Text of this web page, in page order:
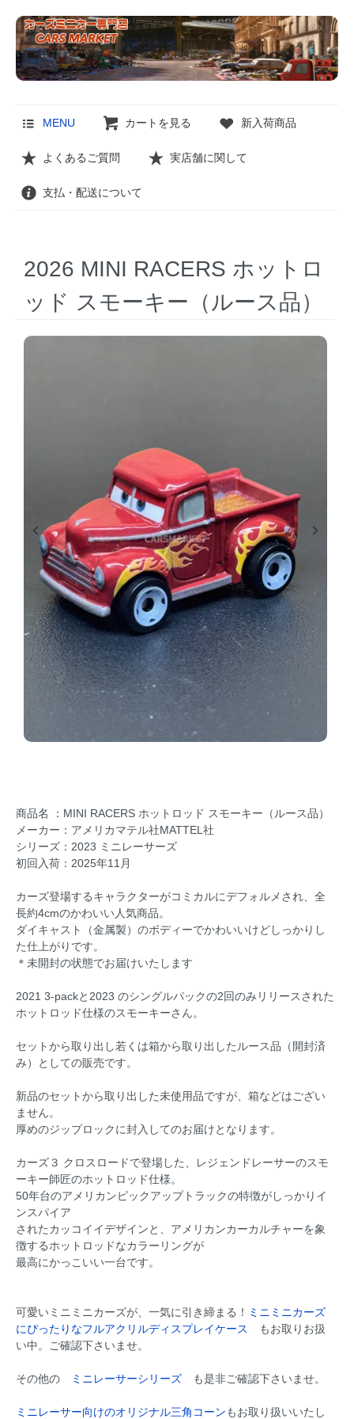
MENU カートを見る 新入荷商品
よくあるご質問 実店舗に関して
支払・配送について
2026 MINI RACERS ホットロ
ッド スモーキー（ルース品）
商品名 ：MINI RACERS ホットロッド スモーキー（ルース品）
メーカー：アメリカマテル社MATTEL社
シリーズ：2023 ミニレーサーズ
初回入荷：2025年11月
カーズ登場するキャラクターがコミカルにデフォルメされ、全
長約4cmのかわいい人気商品。
ダイキャスト（金属製）のボディーでかわいいけどしっかりし
た仕上がりです。
＊未開封の状態でお届けいたします
2021 3-packと2023 のシングルパックの2回のみリリースされた
ホットロッド仕様のスモーキーさん。
セットから取り出し若くは箱から取り出したルース品（開封済
み）としての販売です。
新品のセットから取り出した未使用品ですが、箱などはござい
ません。
厚めのジップロックに封入してのお届けとなります。
カーズ３ クロスロードで登場した、レジェンドレーサーのスモ
ーキー師匠のホットロッド仕様。
50年台のアメリカンピックアップトラックの特徴がしっかりイ
ンスパイア
されたカッコイイデザインと、アメリカンカーカルチャーを象
徴するホットロッドなカラーリングが
最高にかっこいい一台です。
可愛いミニミニカーズが、一気に引き締まる！ ミニミニカーズ
にぴったりなフルアクリルディスプレイケース
もお取りお扱
い中。ご確認下さいませ。
その他の ミニレーサーシリーズ も是非ご確認下さいませ。
ミニレーサー向けのオリジナル三角コーンもお取り扱いいたし